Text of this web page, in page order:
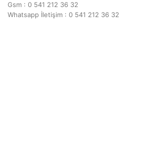
Gsm : 0 541 212 36 32
Whatsapp İletişim : 0 541 212 36 32